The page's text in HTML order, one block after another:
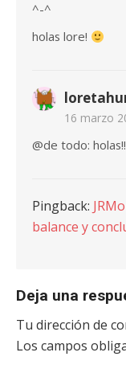
^-^
holas lore!
16 marzo
@de todo:
Pingback:
balance y
Deja una
Tu dirección de
Los campos